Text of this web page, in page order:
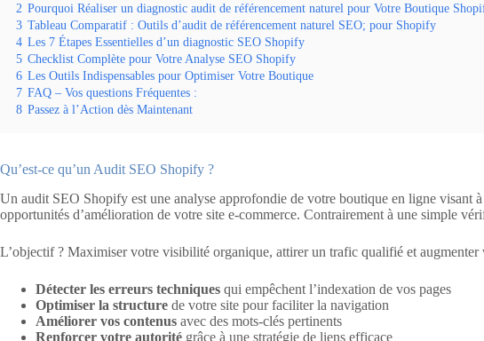
2 Pourquoi Réaliser un diagnostic audit de référencement naturel pour Votre Boutique
3 Tableau Comparatif : Outils d’audit de référencement naturel SEO; pour Shopify
4 Les 7 Étapes Essentielles d’un diagnostic SEO Shopify
5 Checklist Complète pour Votre Analyse SEO Shopify
6 Les Outils Indispensables pour Optimiser Votre Boutique
7 FAQ – Vos questions Fréquentes :
8 Passez à l’Action dès Maintenant
Qu’est-ce qu’un Audit SEO Shopify ?
Un audit SEO Shopify est une analyse approfondie de votre boutique en ligne visant
opportunités d’amélioration de votre site e-commerce. Contrairement à une simple
L’objectif ? Maximiser votre visibilité organique, attirer un trafic qualifié et
Détecter les erreurs techniques qui empêchent l’indexation de vos pages
Optimiser la structure de votre site pour faciliter la navigation
Améliorer vos contenus avec des mots-clés pertinents
Renforcer votre autorité grâce à une stratégie de liens efficace